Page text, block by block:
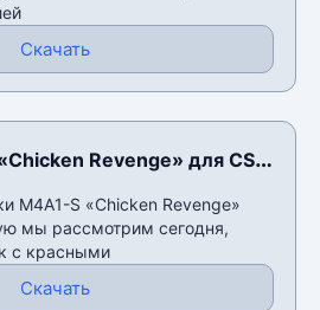
Скачать
Revenge» для CSS
M4A1-S «Chicken Revenge»
мы рассмотрим сегодня,
с красными
Скачать